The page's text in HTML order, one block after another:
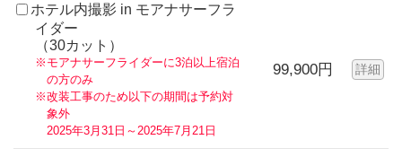
ホテル内撮影 in モアナサーフラ
イダー
（30カット）
※モアナサーフライダーに3泊以上宿泊
の方のみ
※改装工事のため以下の期間は予約対
象外
2025年3月31日～2025年7月21日
99,900円 詳細